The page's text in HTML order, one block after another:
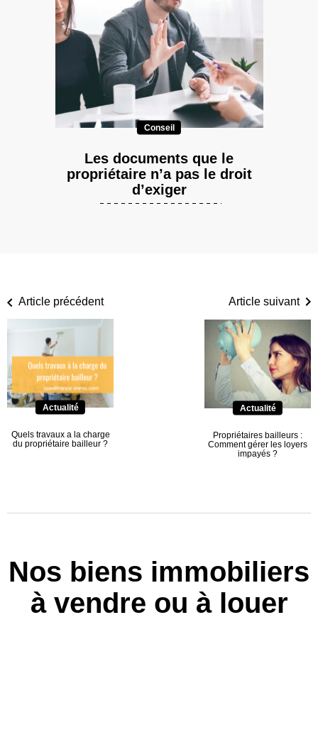
Conseil
Les documents que le
propriétaire n’a pas le droit
d’exiger
Article précédent
Actualité
Quels travaux a la charge
du propriétaire bailleur ?
Article suivant
Actualité
Propriétaires bailleurs :
Comment gérer les loyers
impayés ?
Nos biens immobiliers
à vendre ou à louer